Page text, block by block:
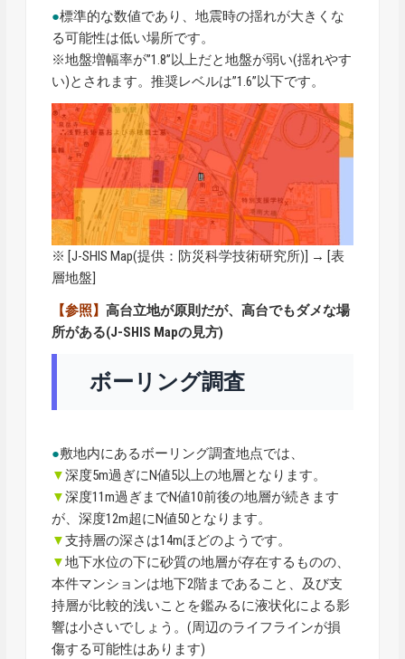
●標準的な数値であり、地震時の揺れが大きくな
る可能性は低い場所です。
※地盤増幅率が”1.8”以上だと地盤が弱い(揺れやす
い)とされます。推奨レベルは”1.6”以下です。
※ [J-SHIS Map(提供：防災科学技術研究所)] → [表
層地盤]
【参照】高台立地が原則だが、高台でもダメな場
所がある(J-SHIS Mapの見方)
ボーリング調査
●敷地内にあるボーリング調査地点では、
▼深度5m過ぎにN値5以上の地層となります。
▼深度11m過ぎまでN値10前後の地層が続きます
が、深度12m超にN値50となります。
▼支持層の深さは14mほどのようです。
▼地下水位の下に砂質の地層が存在するものの、
本件マンションは地下2階まであること、及び支
持層が比較的浅いことを鑑みるに液状化による影
響は小さいでしょう。(周辺のライフラインが損
傷する可能性はあります)